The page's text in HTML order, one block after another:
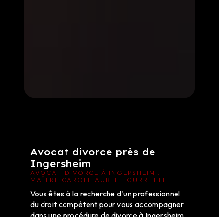
Avocat divorce près de
Ingersheim
AVOCAT DIVORCE À INGERSHEIM :
MAÎTRE CAROLE AUBEL TOURRETTE
Vous êtes à la recherche d'un professionnel
du droit compétent pour vous accompagner